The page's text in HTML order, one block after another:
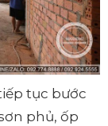
tục bước
phủ, ốp